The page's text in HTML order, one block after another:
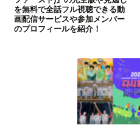
を無料で全話フル視聴できる動
画配信サービスや参加メンバー
のプロフィールを紹介！